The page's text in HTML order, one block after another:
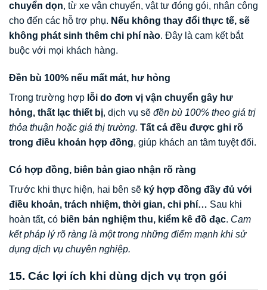
chuyển dọn, từ xe vận chuyển, vật tư đóng gói, nhân công
cho đến các hỗ trợ phụ. Nếu không thay đổi thực tế, sẽ
không phát sinh thêm chi phí nào. Đây là cam kết bắt
buộc với mọi khách hàng.
Đền bù 100% nếu mất mát, hư hỏng
Trong trường hợp lỗi do đơn vị vận chuyển gây hư
hỏng, thất lạc thiết bị, dịch vụ sẽ đền bù 100% theo giá trị
thỏa thuận hoặc giá thị trường. Tất cả đều được ghi rõ
trong điều khoản hợp đồng, giúp khách an tâm tuyệt đối.
Có hợp đồng, biên bản giao nhận rõ ràng
Trước khi thực hiện, hai bên sẽ ký hợp đồng đầy đủ với
điều khoản, trách nhiệm, thời gian, chi phí… Sau khi
hoàn tất, có biên bản nghiệm thu, kiểm kê đồ đạc. Cam
kết pháp lý rõ ràng là một trong những điểm mạnh khi sử
dụng dịch vụ chuyên nghiệp.
15. Các lợi ích khi dùng dịch vụ trọn gói